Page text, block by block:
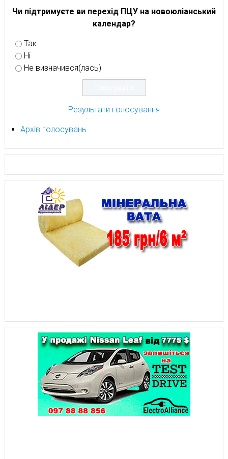
Чи підтримуєте ви перехід ПЦУ на новоюліанський
календар?
Так
Ні
Не визначився(лась)
Результати голосування
Архів голосувань